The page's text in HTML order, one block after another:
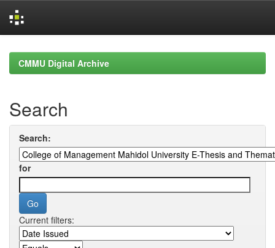
navigationCMMU Digital Archive
Search
Search:
for
Current filters: